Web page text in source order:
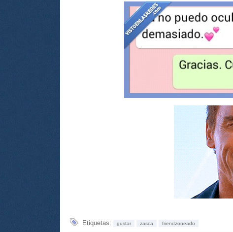
Etiquetas: gustar zasca friendzoneado